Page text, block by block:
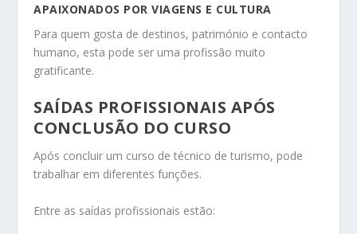
APAIXONADOS POR VIAGENS E CULTURA
Para quem gosta de destinos, património e contacto
humano, esta pode ser uma profissão muito
gratificante.
SAÍDAS PROFISSIONAIS APÓS
CONCLUSÃO DO CURSO
Após concluir um curso de técnico de turismo, pode
trabalhar em diferentes funções.
Entre as saídas profissionais estão: